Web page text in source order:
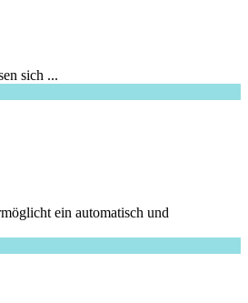
sich ...
ein automatisch und